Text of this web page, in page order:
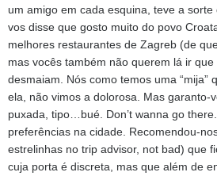
um amigo em cada esquina, teve a
vos disse que gosto muito do povo
melhores restaurantes de Zagreb (de
mas vocês também não querem lá ir
desmaiam. Nós como temos uma “mija”
ela, não vimos a dolorosa. Mas garanto-
puxada, tipo…bué. Don’t wanna go
preferências na cidade. Recomendou-
estrelinhas no trip advisor, not bad) que
cuja porta é discreta, mas que além de